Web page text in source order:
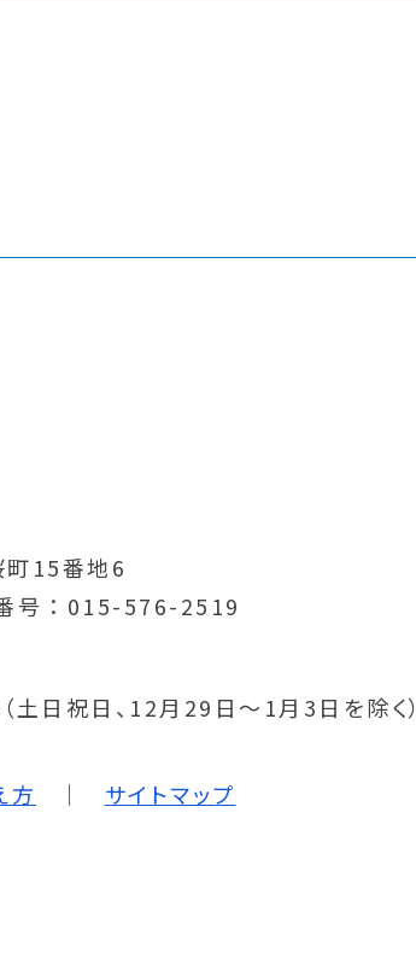
町15番地6
号
015-576-2519
日祝日、12月29日～1月3日を除く）
方 サイトマップ